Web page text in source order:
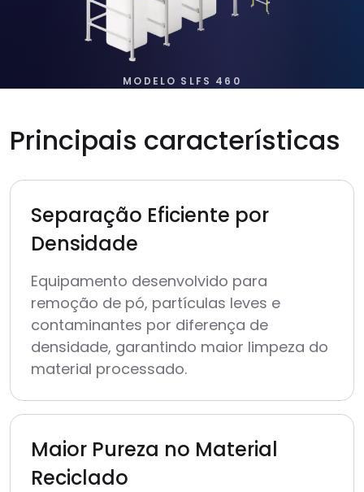
MODELO SLFS 460
Principais características
Separação Eficiente por
Densidade
Equipamento desenvolvido para
remoção de pó, partículas leves e
contaminantes por diferença de
densidade, garantindo maior limpeza do
material processado.
Maior Pureza no Material
Reciclado